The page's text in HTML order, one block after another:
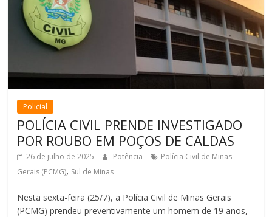
Policial
POLÍCIA CIVIL PRENDE INVESTIGADO
POR ROUBO EM POÇOS DE CALDAS
26 de julho de 2025 Potência
Polícia Civil de Minas
Gerais (PCMG), Sul de Minas
Nesta sexta-feira (25/7), a Polícia Civil de Minas Gerais
(PCMG) prendeu preventivamente um homem de 19 anos,